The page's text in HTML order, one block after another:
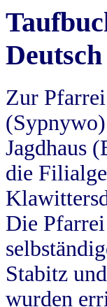
Zur
Jagdhaus
die
Die
Stabitz
wurden